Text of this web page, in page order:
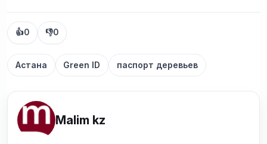
👍0 👎0
Астана Green ID паспорт деревьев
Malim kz